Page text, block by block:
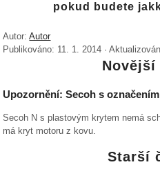
pokud budete
Autor: Autor
Publikováno: 11. 1. 2014 ·
Novější
Upozornění: Secoh s
Secoh N s plastovým krytem nemá
má kryt motoru z kovu.
Starší